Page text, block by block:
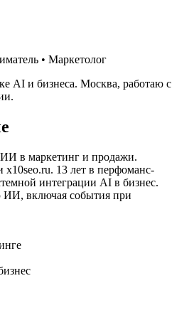
• Маркетолог
AI и бизнеса. Москва, работаю с
в маркетинг и продажи.
x10seo.ru. 13 лет в перфоманс-
интеграции AI в бизнес.
включая события при